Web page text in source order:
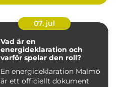
07. jul
Vad är en
energideklaration och
varför spelar den roll?
En energideklaration Malmö
är ett officiellt dokument